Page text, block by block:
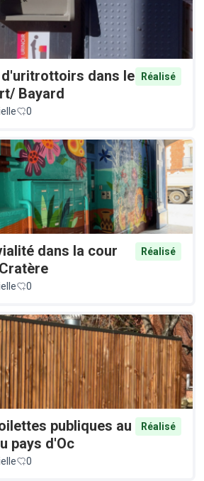
d'uritrottoirs dans le
Bayard
Réalisé
0
dans la cour
Réalisé
0
publiques au
pays d'Oc
Réalisé
0